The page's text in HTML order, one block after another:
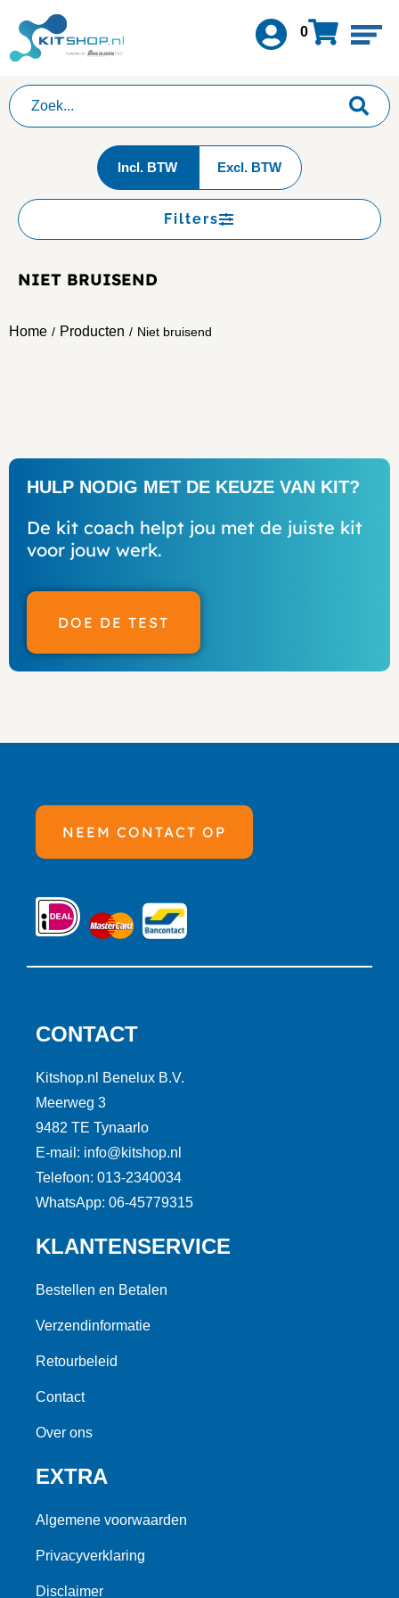
0
Incl. BTW Excl. BTW
Filters
NIET BRUISEND
Home / Producten / Niet bruisend
HULP NODIG MET DE KEUZE VAN KIT?
De kit coach helpt jou met de juiste kit
voor jouw werk.
DOE DE TEST
NEEM CONTACT OP
CONTACT
Kitshop.nl Benelux B.V.
Meerweg 3
9482 TE Tynaarlo
E-mail: info@kitshop.nl
Telefoon: 013-2340034
WhatsApp: 06-45779315
KLANTENSERVICE
Bestellen en Betalen
Verzendinformatie
Retourbeleid
Contact
Over ons
EXTRA
Algemene voorwaarden
Privacyverklaring
Disclaimer